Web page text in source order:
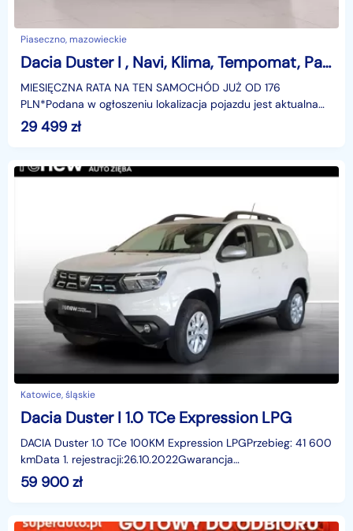
Piaseczno, mazowieckie
Dacia Duster I , Navi, Klima, Tempomat, Parktronic, Podgrzewane siedzienia
MIESIĘCZNA RATA NA TEN SAMOCHÓD JUŻ OD 176
PLN*Podana w ogłoszeniu lokalizacja pojazdu jest aktualna
na dzień wystawienia ogłoszenia. Przed przyjazdem do
salonu
29 499 zł
Katowice, śląskie
Dacia Duster I 1.0 TCe Expression LPG
DACIA Duster 1.0 TCe 100KM Expression LPGPrzebieg: 41 600
kmData 1. rejestracji:26.10.2022Gwarancja
producentaSamochód krajowy i bezwypadkowyWystawiamy
59 900zł